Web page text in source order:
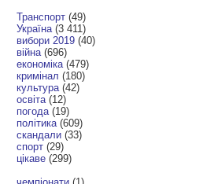
Транспорт (49)
Україна (3 411)
вибори 2019 (40)
війна (696)
економіка (479)
кримінал (180)
культура (42)
освіта (12)
погода (19)
політика (609)
скандали (33)
спорт (29)
цікаве (299)